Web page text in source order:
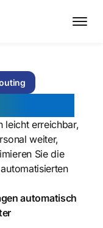
leicht erreichbar,
weiter,
Sie die
automatisch